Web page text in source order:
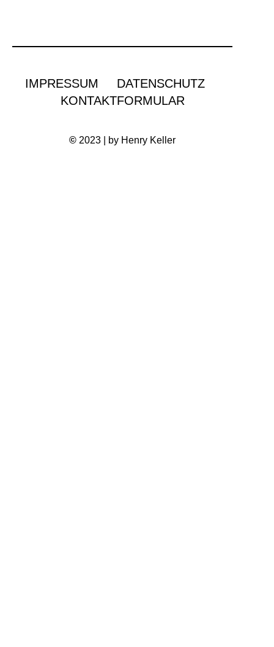
IMPRESSUM
DATENSCHUTZ
KONTAKTFORMULAR
© 2023 | by Henry Keller